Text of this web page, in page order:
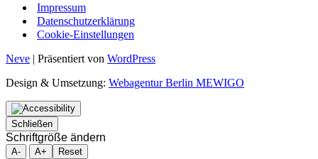
Impressum
Datenschutzerklärung
Cookie-Einstellungen
Neve | Präsentiert von WordPress
Design & Umsetzung: Webagentur Berlin MEWIGO
Schließen
Schriftgröße ändern
A- A+ Reset